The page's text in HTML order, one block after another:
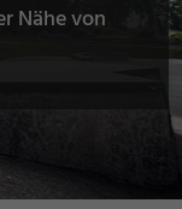
Nähe von